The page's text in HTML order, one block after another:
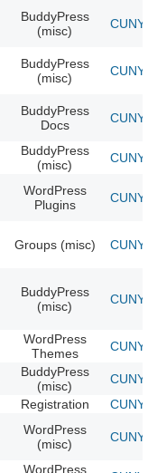
BuddyPress
(misc)
CUNY
BuddyPress
(misc)
CUNY
BuddyPress
Docs
CUNY
BuddyPress
(misc)
CUNY
WordPress
Plugins
CUNY
Groups (misc) CUNY
BuddyPress
(misc)
CUNY
WordPress
Themes
CUNY
BuddyPress
(misc)
CUNY
Registration CUNY
WordPress
(misc)
CUNY
WordPress